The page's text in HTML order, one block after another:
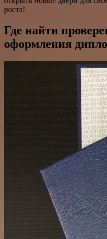
роста!
Где найти
оформления